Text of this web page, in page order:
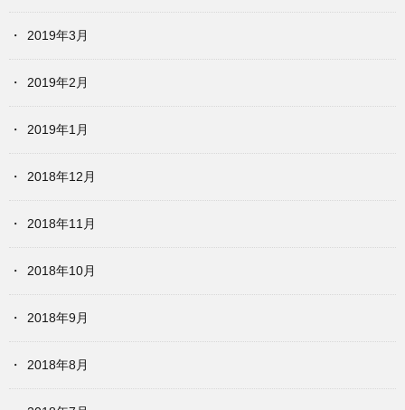
2019年3月
2019年2月
2019年1月
2018年12月
2018年11月
2018年10月
2018年9月
2018年8月